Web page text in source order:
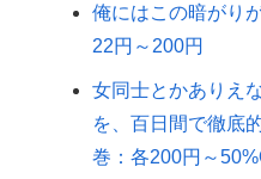
俺にはこの暗がり
22円～200円
女同士とかありえ
を、百日間で徹底
巻：各200円～